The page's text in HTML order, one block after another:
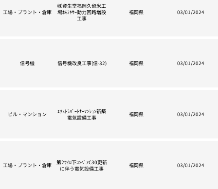
工場・プラント・倉庫
㈱資生堂福岡久留米工
場ﾎﾓﾐｷｻｰ動力回路増設
工事
福岡県 03/01/2024
信号機 信号機改良工事(信-32) 福岡県 03/01/2024
ビル・マンション
ｴｸｽﾄﾗﾊﾟｰﾄﾅｰﾏﾝｼｮﾝ新築
電気設備工事
福岡県 03/01/2024
工場・プラント・倉庫
第2ｻｲﾛ下ｺﾝﾍﾞｱC30更新
に伴う電気設備工事
福岡県 03/01/2024